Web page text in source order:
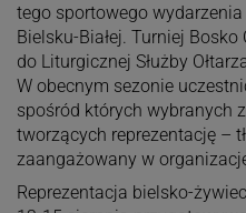
tego sportowego
Bielsku-Białej. Turniej
do Liturgicznej Służby
W obecnym sezonie
spośród których wybranych
tworzących reprezentację –
zaangażowany w
Reprezentacja bielsko-